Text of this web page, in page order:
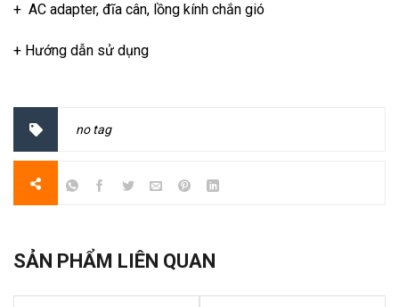
+ AC adapter, đĩa cân, lồng kính chắn gió
+ Hướng dẫn sử dụng
no tag
SẢN PHẨM LIÊN QUAN